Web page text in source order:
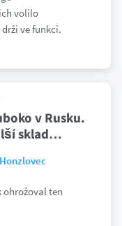
volilo
ve funkci.
v Rusku.
sklad…
ohrožoval ten